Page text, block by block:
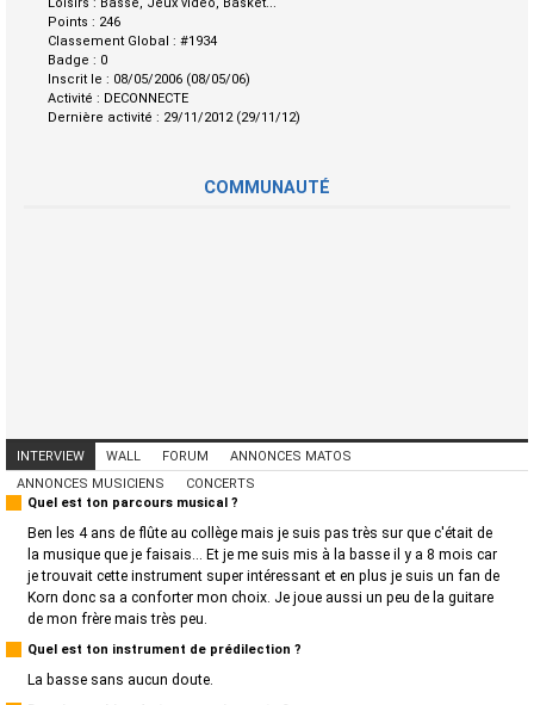
Loisirs : Basse, Jeux video, Basket...
Points : 246
Classement Global : #1934
Badge : 0
Inscrit le : 08/05/2006 (08/05/06)
Activité : DECONNECTE
Dernière activité : 29/11/2012 (29/11/12)
COMMUNAUTÉ
INTERVIEW WALL FORUM
ANNONCES MATOS
ANNONCES MUSICIENS
CONCERTS
Quel est ton parcours musical ?
Ben les 4 ans de flûte au collège mais je suis pas très sur que c'était de
la musique que je faisais... Et je me suis mis à la basse il y a 8 mois car
je trouvait cette instrument super intéressant et en plus je suis un fan de
Korn donc sa a conforter mon choix. Je joue aussi un peu de la guitare
de mon frère mais très peu.
Quel est ton instrument de prédilection ?
La basse sans aucun doute.